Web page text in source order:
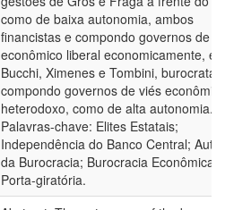
como de baixa autonomia, ambos
financistas e compondo governos de
econômico liberal economicamente, e
Bucchi, Ximenes e Tombini,
compondo governos de viés
heterodoxo, como de alta autonomia.
Palavras-chave: Elites Estatais;
Independência do Banco Central;
da Burocracia; Burocracia Econômica;
Porta-giratória.